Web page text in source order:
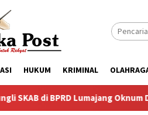
HUKUM KRIMINAL
Lumajang Oknum Dipaksa